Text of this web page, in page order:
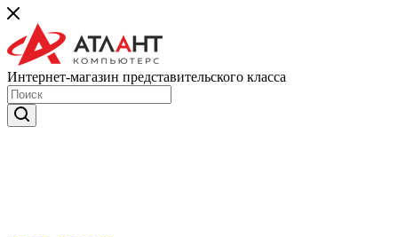
Интернет-магазин представительского класса